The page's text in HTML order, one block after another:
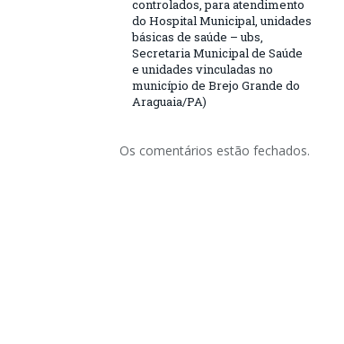
controlados, para atendimento
do Hospital Municipal, unidades
básicas de saúde – ubs,
Secretaria Municipal de Saúde
e unidades vinculadas no
município de Brejo Grande do
Araguaia/PA)
Os comentários estão fechados.